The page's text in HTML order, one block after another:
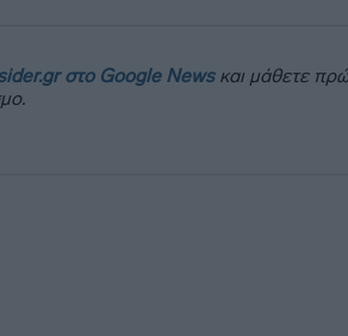
στο Google Newsκαι μάθετε